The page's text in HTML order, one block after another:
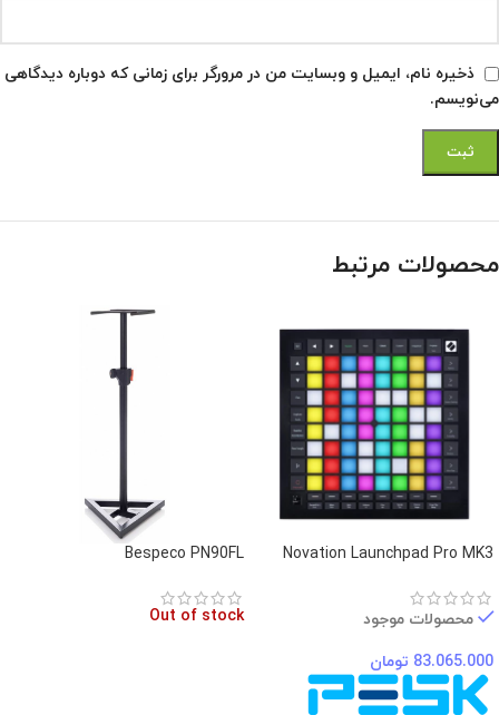
ذخیره نام، ایمیل و وبسایت من در مرورگر برای زمانی که دوباره دیدگاهی
می‌نویسم.
محصولات مرتبط
Novation Launchpad Pro MK3
محصولات موجود
83.065.000 تومان
Bespeco PN90FL
Out of stock